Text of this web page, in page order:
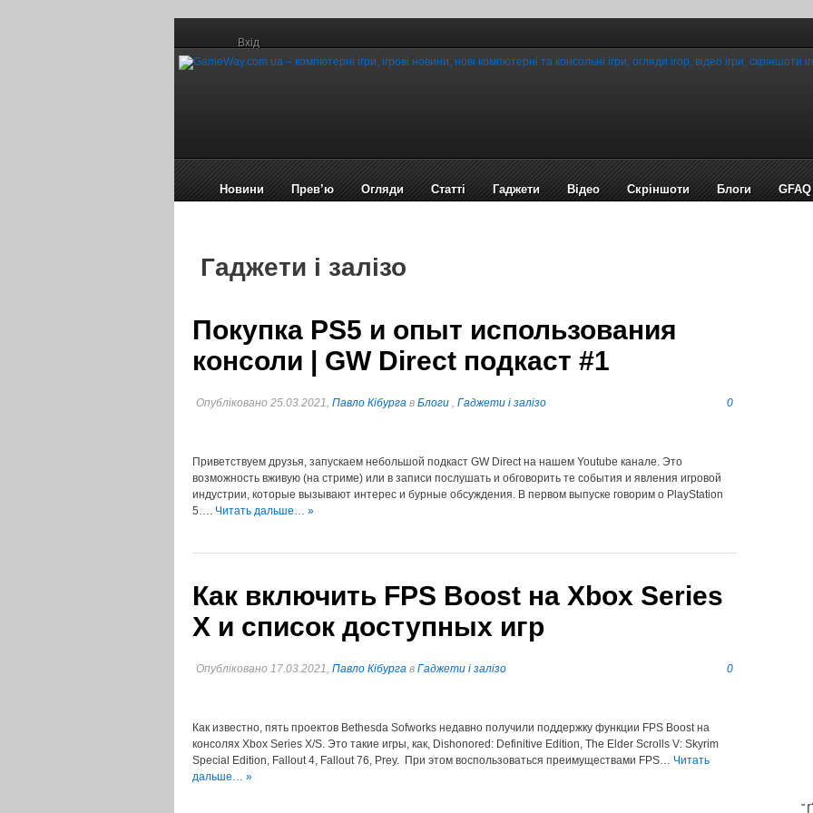
Вхід
Новини Прев’ю Огляди Статті Гаджети Відео Cкріншоти Блоги GFAQ
Гаджети і залізо
Покупка PS5 и опыт использования
консоли | GW Direct подкаст #1
Опубліковано 25.03.2021, Павло Кібурга в Блоги , Гаджети і залізо 0
Приветствуем друзья, запускаем небольшой подкаст GW Direct на нашем Youtube канале. Это
возможность вживую (на стриме) или в записи послушать и обговорить те события и явления игровой
индустрии, которые вызывают интерес и бурные обсуждения. В первом выпуске говорим о PlayStation
5…. Читать дальше… »
Как включить FPS Boost на Xbox Series
X и список доступных игр
Опубліковано 17.03.2021, Павло Кібурга в Гаджети і залізо 0
Как известно, пять проектов Bethesda Sofworks недавно получили поддержку функции FPS Boost на
консолях Xbox Series X/S. Это такие игры, как, Dishonored: Definitive Edition, The Elder Scrolls V: Skyrim
Special Edition, Fallout 4, Fallout 76, Prey. При этом воспользоваться преимуществами FPS… Читать
дальше… »